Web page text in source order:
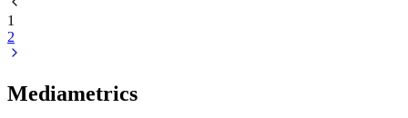
1
2
Mediametrics